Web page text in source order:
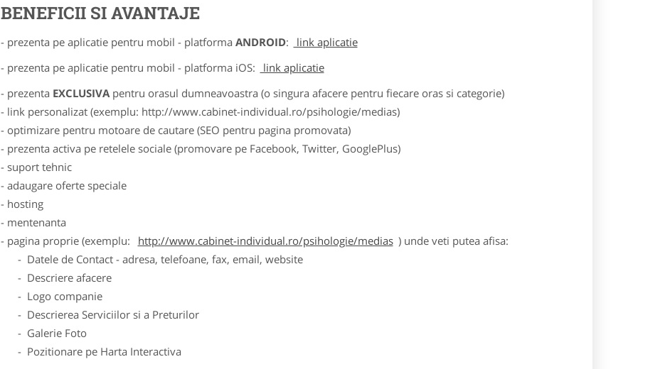
BENEFICII SI AVANTAJE
- prezenta pe aplicatie pentru mobil - platforma ANDROID:
link aplicatie
- prezenta pe aplicatie pentru mobil - platforma iOS:
link aplicatie
- prezenta EXCLUSIVApentru orasul dumneavoastra (o singura afacere pentru fiecare oras si categorie)
- link personalizat (exemplu: http://www.cabinet-individual.ro/psihologie/medias)
- optimizare pentru motoare de cautare (SEO pentru pagina promovata)
- prezenta activa pe retelele sociale (promovare pe Facebook, Twitter, GooglePlus)
- suport tehnic
- adaugare oferte speciale
- hosting
- mentenanta
- pagina proprie (exemplu:
http://www.cabinet-individual.ro/psihologie/medias ) unde veti putea afisa:
- Datele de Contact - adresa, telefoane, fax, email, website
- Descriere afacere
- Logo companie
- Descrierea Serviciilor si a Preturilor
- Galerie Foto
- Pozitionare pe Harta Interactiva